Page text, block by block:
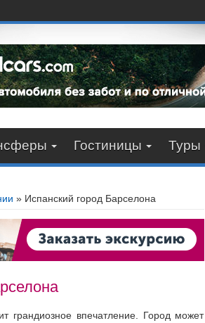
Гостиницы Туры
» Испанский город Барселона
грандиозное впечатление. Город может